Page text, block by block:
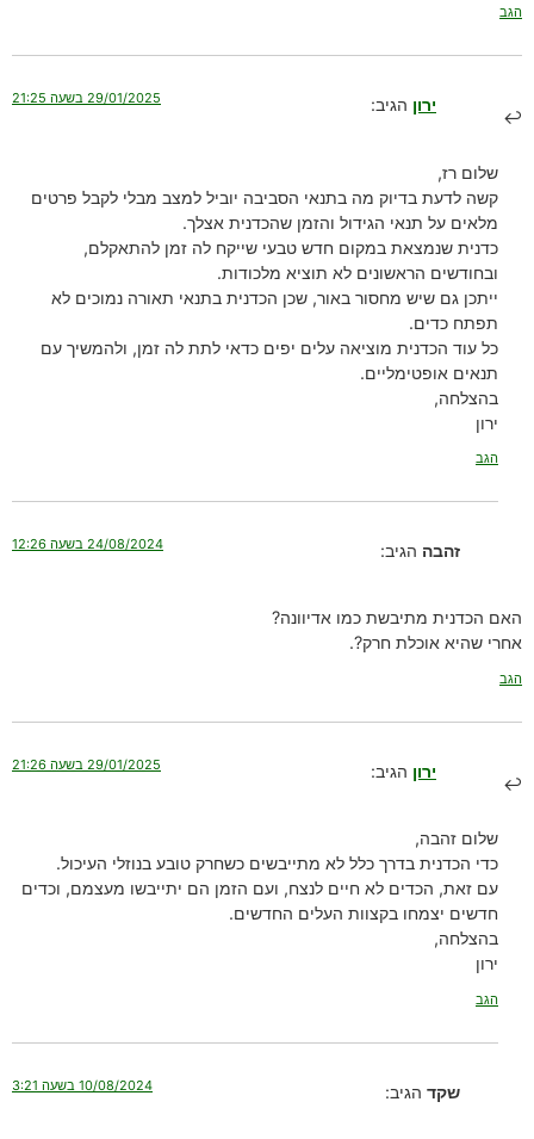
הגב
ירון הגיב: 29/01/2025 בשעה 21:25
שלום רז,
קשה לדעת בדיוק מה בתנאי הסביבה יוביל למצב מבלי לקבל פרטים
מלאים על תנאי הגידול והזמן שהכדנית אצלך.
כדנית שנמצאת במקום חדש טבעי שייקח לה זמן להתאקלם,
ובחודשים הראשונים לא תוציא מלכודות.
ייתכן גם שיש מחסור באור, שכן הכדנית בתנאי תאורה נמוכים לא
תפתח כדים.
כל עוד הכדנית מוציאה עלים יפים כדאי לתת לה זמן, ולהמשיך עם
תנאים אופטימליים.
בהצלחה,
ירון
הגב
זהבה הגיב: 24/08/2024 בשעה 12:26
האם הכדנית מתיבשת כמו אדיוונה?
אחרי שהיא אוכלת חרק?.
הגב
ירון הגיב: 29/01/2025 בשעה 21:26
שלום זהבה,
כדי הכדנית בדרך כלל לא מתייבשים כשחרק טובע בנוזלי העיכול.
עם זאת, הכדים לא חיים לנצח, ועם הזמן הם יתייבשו מעצמם, וכדים
חדשים יצמחו בקצוות העלים החדשים.
בהצלחה,
ירון
הגב
שקד הגיב: 10/08/2024 בשעה 3:21